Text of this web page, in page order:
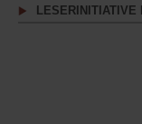
LESERINITIATIVE